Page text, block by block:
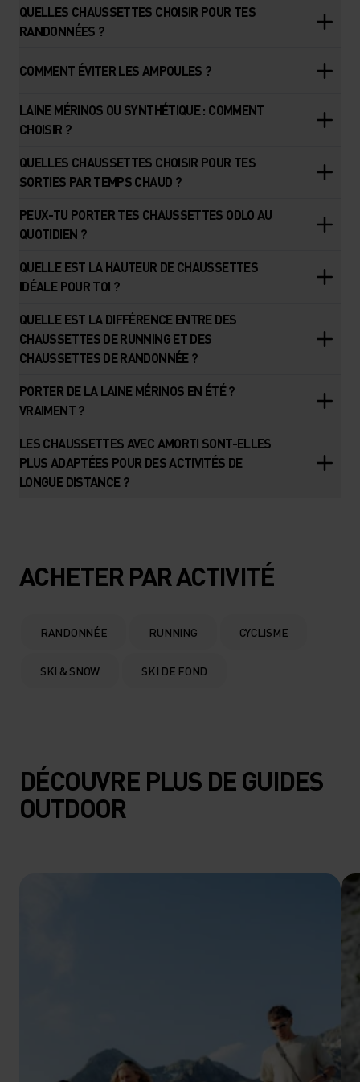
QUELLES CHAUSSETTES CHOISIR POUR TES
RANDONNÉES ?
COMMENT ÉVITER LES AMPOULES ?
LAINE MÉRINOS OU SYNTHÉTIQUE : COMMENT
CHOISIR ?
QUELLES CHAUSSETTES CHOISIR POUR TES
SORTIES PAR TEMPS CHAUD ?
PEUX-TU PORTER TES CHAUSSETTES ODLO AU
QUOTIDIEN ?
QUELLE EST LA HAUTEUR DE CHAUSSETTES
IDÉALE POUR TOI ?
QUELLE EST LA DIFFÉRENCE ENTRE DES
CHAUSSETTES DE RUNNING ET DES
CHAUSSETTES DE RANDONNÉE ?
PORTER DE LA LAINE MÉRINOS EN ÉTÉ ?
VRAIMENT ?
LES CHAUSSETTES AVEC AMORTI SONT-ELLES
PLUS ADAPTÉES POUR DES ACTIVITÉS DE
LONGUE DISTANCE ?
ACHETER PAR ACTIVITÉ
RANDONNÉE RUNNING CYCLISME
SKI & SNOW SKI DE FOND
DÉCOUVRE PLUS DE GUIDES
OUTDOOR